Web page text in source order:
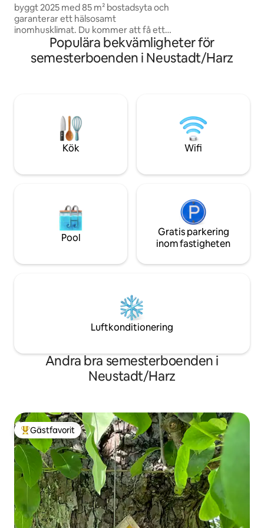
byggt 2025 med 85 m² bostadsyta och
garanterar ett hälsosamt
inomhusklimat. Du kommer att få ett
rymligt vardagsrum/matplats med
gästtoalett och på övervåningen 2
sovrum och 1 badrum med stort
njuta av en paus i Harz. Den breda
panoramautsikten över Harz-bergen
låter dig snabbt komma in i
semesterläge.
Populära bekvämligheter för
semesterboenden i Neustadt/Harz
Kök Wifi
Pool
Gratis parkering
inom fastigheten
Luftkonditionering
Andra bra semesterboenden i
Neustadt/Harz
Populär gästfavorit
Gästfavorit